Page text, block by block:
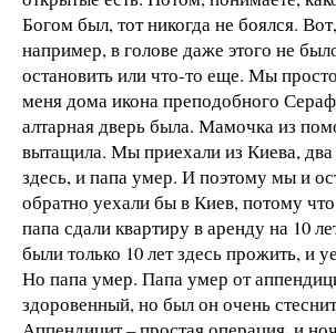
Богом был, тот никогда не боялся.
например, в голове даже этого не
остановить или что-то еще. Мы
меня дома икона преподобного
алтарная дверь была. Мамочка из
вытащила. Мы приехали из Киева,
здесь, и папа умер. И поэтому мы и
обратно уехали бы в Киев, потому
папа сдали квартиру в аренду на 10
были только 10 лет здесь прожить, и
Но папа умер. Папа умер от
здоровенный, но был он очень